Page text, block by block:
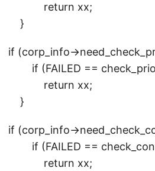
return xx;
}
if (corp_info-
if (FAILED ==
return xx;
}
if (corp_info-
if (FAILED ==
return xx;